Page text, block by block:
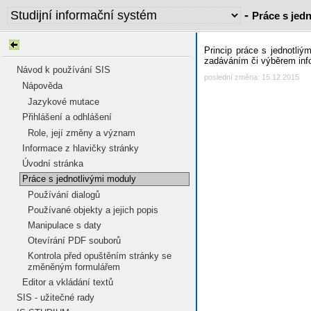
- Práce s
Návod k používání SIS
Nápověda
Jazykové mutace
Přihlášení a odhlášení
Role, její změny a význam
Informace z hlavičky stránky
Úvodní stránka
Práce s jednotlivými moduly
Používání dialogů
Používané objekty a jejich popis
Manipulace s daty
Otevírání PDF souborů
Kontrola před opuštěním stránky se
změněným formulářem
Editor a vkládání textů
SIS - užitečné rady
Princip práce s
zadáváním či výběrem
poslední změna: 15.12.2015